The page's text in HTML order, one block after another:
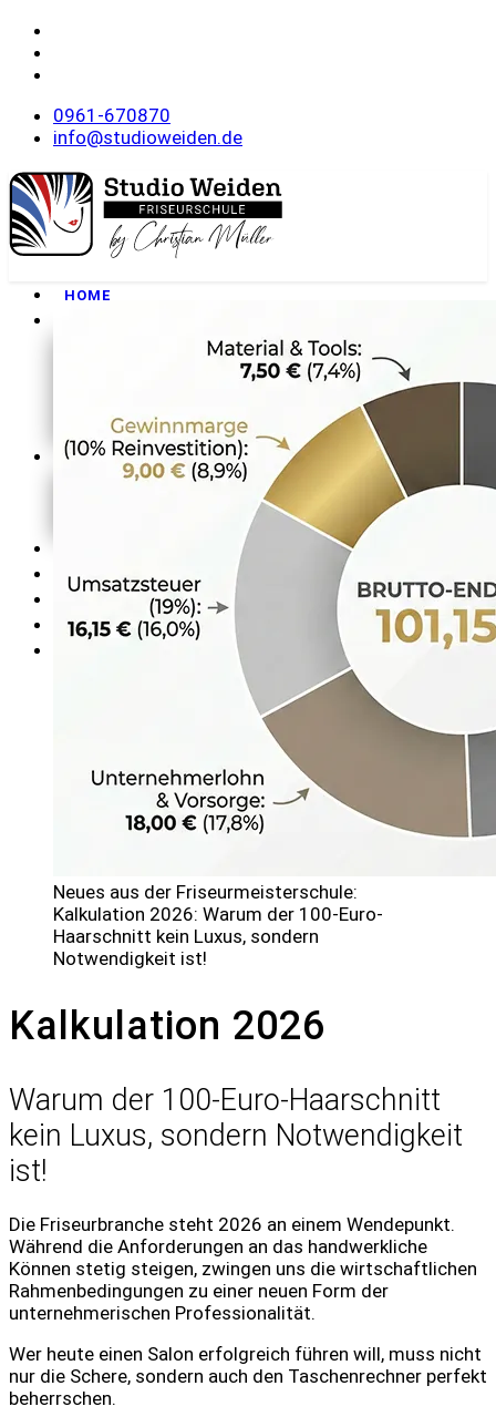
0961-670870
info@studioweiden.de
HOME
Rundgang
Downloads
MEISTERKURSE
Onlineanmeldung
Wiederrufsbelehrung
TERMINE
BLOG
Neues aus der Friseurmeisterschule:
Kalkulation 2026: Warum der 100-Euro-
Haarschnitt kein Luxus, sondern
Notwendigkeit ist!
Kalkulation 2026
Warum der 100-Euro-Haarschnitt
kein Luxus, sondern Notwendigkeit
ist!
Die Friseurbranche steht 2026 an einem Wendepunkt.
Während die Anforderungen an das handwerkliche
Können stetig steigen, zwingen uns die wirtschaftlichen
Rahmenbedingungen zu einer neuen Form der
unternehmerischen Professionalität.
Wer heute einen Salon erfolgreich führen will, muss nicht
nur die Schere, sondern auch den Taschenrechner perfekt
beherrschen.